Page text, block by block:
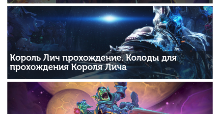
Король Лич прохождение. Колоды для
прохождения Короля Лича